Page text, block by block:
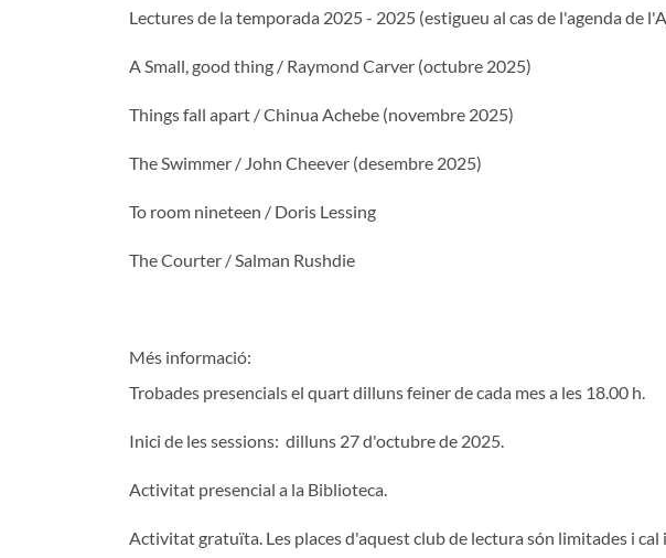
Lectures de la temporada 2025 - 2025 (estigueu al cas de l'agenda de
A Small, good thing / Raymond Carver (octubre 2025)
Things fall apart / Chinua Achebe (novembre 2025)
The Swimmer / John Cheever (desembre 2025)
To room nineteen / Doris Lessing
The Courter / Salman Rushdie
Més informació:
Trobades presencials el quart dilluns feiner de cada mes a les 18.00 h.
Inici de les sessions: dilluns 27 d'octubre de 2025.
Activitat presencial a la Biblioteca.
Activitat gratuïta. Les places d'aquest club de lectura són limitades i cal